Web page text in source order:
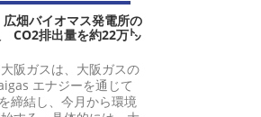
畑バイオマス発電所の
CO2排出量を約22万㌧
阪ガスは、大阪ガスの
エナジーを通じて
締結し、今月から環境